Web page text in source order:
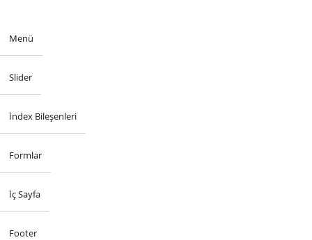
Menü
Slider
İndex Bileşenleri
Formlar
İç Sayfa
Footer